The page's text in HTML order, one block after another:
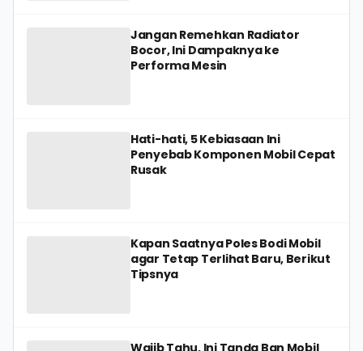
Jangan Remehkan Radiator
Bocor, Ini Dampaknya ke
Performa Mesin
Hati-hati, 5 Kebiasaan Ini
Penyebab Komponen Mobil Cepat
Rusak
Kapan Saatnya Poles Bodi Mobil
agar Tetap Terlihat Baru, Berikut
Tipsnya
Wajib Tahu, Ini Tanda Ban Mobil